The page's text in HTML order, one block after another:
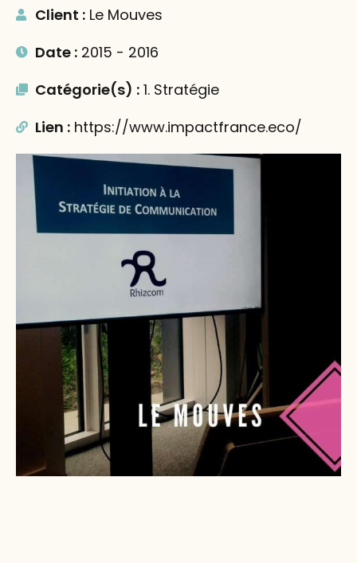
Client :Le Mouves
Date :2015 - 2016
Catégorie(s) :1. Stratégie
Lien :https://www.impactfrance.eco/